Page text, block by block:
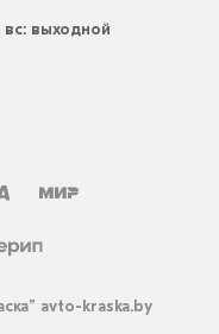
вс: выходной
avto-kraska.by